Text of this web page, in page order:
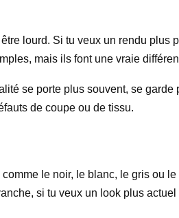
lourd. Si tu veux un rendu plus
mais ils font une vraie
se porte plus souvent, se garde
de coupe ou de tissu.
le noir, le blanc, le gris ou
si tu veux un look plus